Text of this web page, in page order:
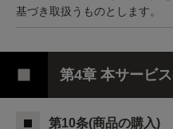
基づき取扱うものとします。
第4章 本サービ
第10条(商品の購入)